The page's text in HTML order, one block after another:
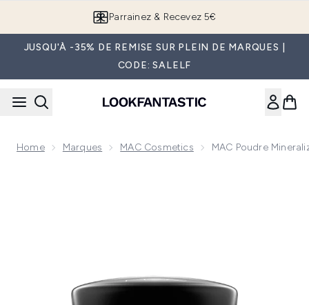
Parrainez & Recevez 5€
JUSQU'À -35% DE REMISE SUR PLEIN DE MARQUES |
CODE: SALELF
Home Marques MAC Cosmetics MAC Poudre